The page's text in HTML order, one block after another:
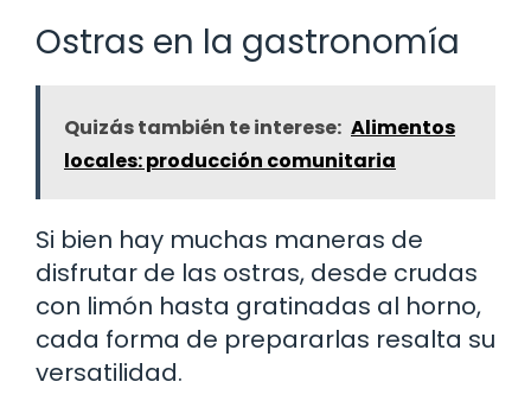
Ostras en la gastronomía
Quizás también te interese: Alimentos
locales: producción comunitaria
Si bien hay muchas maneras de
disfrutar de las ostras, desde crudas
con limón hasta gratinadas al horno,
cada forma de prepararlas resalta su
versatilidad.